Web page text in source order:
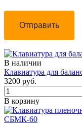
Отправить
В наличии
Клавиатура для
3200 руб.
В корзину